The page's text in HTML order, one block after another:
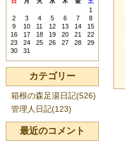
1
2
3 4 5 6 7
8
9
10 11 12 13 14
15
16
17 18 19 20 21
22
23
24 25 26 27 28
29
30
31
カテゴリー
箱根の森足湯日記(526)
管理人日記(123)
最近のコメント